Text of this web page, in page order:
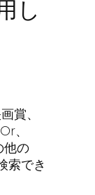
し
賞、
、
他の
索でき